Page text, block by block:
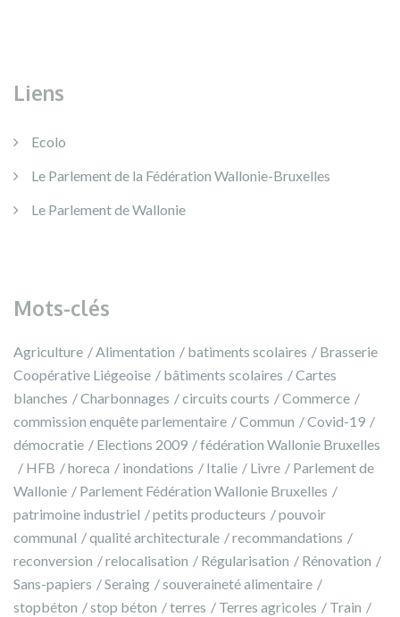
Liens
Ecolo
Le Parlement de la Fédération Wallonie-Bruxelles
Le Parlement de Wallonie
Mots-clés
Agriculture Alimentation batiments scolaires
Brasserie
Coopérative Liégeoise
bâtiments scolaires
Cartes
blanches
Charbonnages circuits courts
Commerce
commission enquête parlementaire
Commun
Covid-19
démocratie
Elections 2009
fédération Wallonie Bruxelles
HFB
horeca inondations Italie Livre
Parlement de
Wallonie
Parlement Fédération Wallonie Bruxelles
patrimoine industriel
petits producteurs
pouvoir
communal
qualité architecturale
recommandations
reconversion
relocalisation Régularisation
Rénovation
Sans-papiers
Seraing
souveraineté alimentaire
stopbéton
stop béton terres Terres agricoles
Train